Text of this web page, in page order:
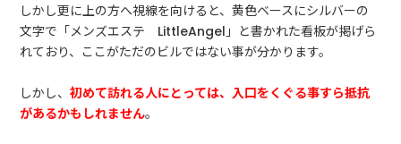
しかし更に上の方へ視線を向けると、黄色ベースにシルバーの
文字で「メンズエステ LittleAngel」と書かれた看板が掲げら
れており、ここがただのビルではない事が分かります。
しかし、初めて訪れる人にとっては、入口をくぐる事すら抵抗
があるかもしれません。